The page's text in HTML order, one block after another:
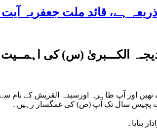
الکـــبریٰ (س) کی اہمــیت و